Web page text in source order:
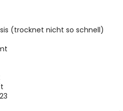
(trocknet nicht so schnell)